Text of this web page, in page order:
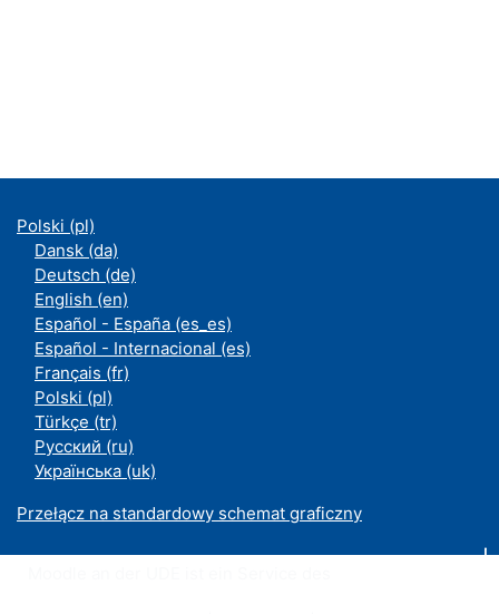
Polski ‎(pl)‎
Dansk ‎(da)‎
Deutsch ‎(de)‎
English ‎(en)‎
Español - España ‎(es_es)‎
Español - Internacional ‎(es)‎
Français ‎(fr)‎
Polski ‎(pl)‎
Türkçe ‎(tr)‎
Русский ‎(ru)‎
Українська ‎(uk)‎
Przełącz na standardowy schemat graficzny